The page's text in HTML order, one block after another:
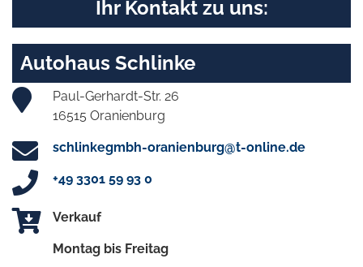
Ihr Kontakt zu uns:
Autohaus Schlinke
Paul-Gerhardt-Str. 26
16515 Oranienburg
schlinkegmbh-oranienburg@t-online.de
+49 3301 59 93 0
Verkauf
Montag bis Freitag